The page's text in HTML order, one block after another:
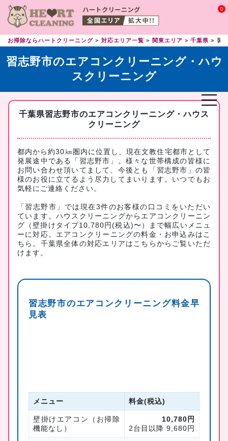
0
お掃除ならハートクリーニング 対応エリア一覧 関東エリア 千葉県 習
習志野市のエアコンクリーニング・ハウ
スクリーニング
千葉県習志野市のエアコンクリーニング・ハウス
クリーニング
都内から約30㎞圏内に位置し、現在文教住宅都市として
発展途中である「習志野市」。様々な世帯構成の皆様に
お問い合わせ頂いてまして、今後とも「習志野市」の皆
様のお役に立てるよう尽力してまいります。いつでもお
気軽にご連絡ください。
「習志野市」では現在3件のお客様の口コミをいただい
ています。ハウスクリーニングからエアコンクリーニン
グ（壁掛けタイプ10,780円(税込)〜）まで幅広いメニュ
ーに対応。 エアコンクリーニングの料金・お申込みはこ
ちら 。千葉県全体の対応エリアは こちらからご覧いただ
けます。
習志野市のエアコンクリーニング料金早
見表
メニュー 料金(税込)
壁掛けエアコン（お掃除
機能なし）
10,780円
2台目以降 9,680円